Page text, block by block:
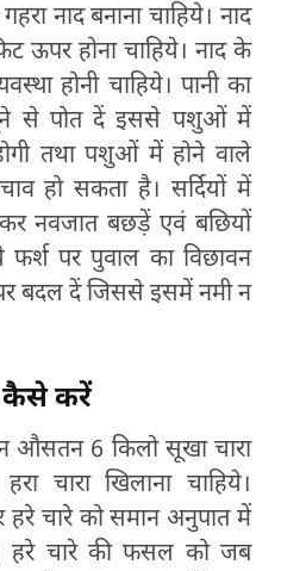
नाद बनाना चाहिये। नाद
ऊपर होना चाहिये। नाद के
होनी चाहिये। पानी का
से पोत दें इससे पशुओं में
तथा पशुओं में होने वाले
हो सकता है। सर्दियों में
नवजात बछड़ें एवं बछियों
पर पुवाल का विछावन
बदल दें जिससे इसमें नमी न
कैसे करें
औसतन 6 किलो सूखा चारा
चारा खिलाना चाहिये।
हरे चारे को समान अनुपात में
हरे चारे की फसल को जब